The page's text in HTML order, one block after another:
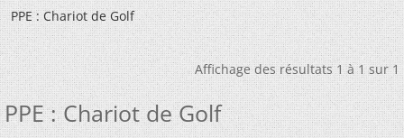
PPE : Chariot de Golf
Affichage des résultats 1 à 1 sur 1
PPE : Chariot de Golf